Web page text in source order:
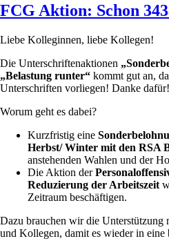
FCG Aktion: Schon
Liebe Kolleginnen, liebe Kollegen!
Die Unterschriftenaktionen
„Belastung runter“ kommt gut an,
Unterschriften vorliegen! Danke dafür!
Worum geht es dabei?
Kurzfristig eine
Herbst/ Winter mit den RSA
anstehenden Wahlen und der
Die Aktion der
Reduzierung der Arbeitszeit
Zeitraum beschäftigen.
Dazu brauchen wir die
und Kollegen, damit es wieder in eine